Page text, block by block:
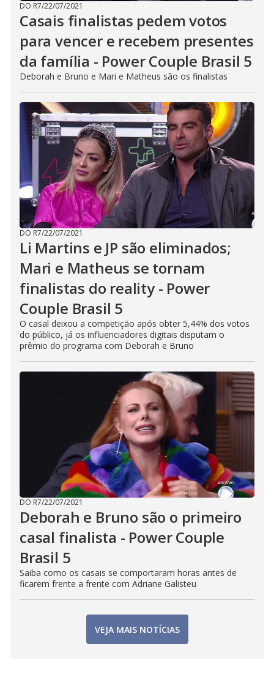
DO R7/22/07/2021
Casais finalistas pedem votos
para vencer e recebem presentes
da família - Power Couple Brasil 5
Deborah e Bruno e Mari e Matheus são os finalistas
DO R7/22/07/2021
Li Martins e JP são eliminados;
Mari e Matheus se tornam
finalistas do reality - Power
Couple Brasil 5
O casal deixou a competição após obter 5,44% dos votos
do público, já os influenciadores digitais disputam o
prêmio do programa com Deborah e Bruno
DO R7/22/07/2021
Deborah e Bruno são o primeiro
casal finalista - Power Couple
Brasil 5
Saiba como os casais se comportaram horas antes de
ficarem frente a frente com Adriane Galisteu
VEJA MAIS NOTÍCIAS